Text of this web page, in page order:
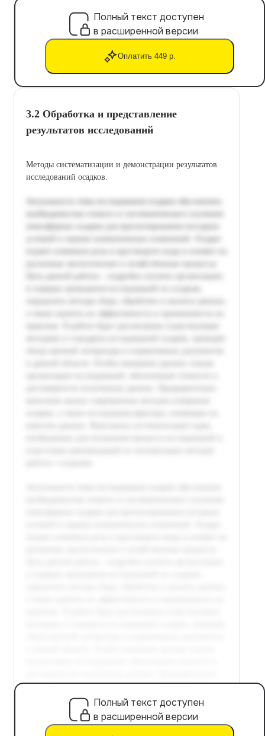
Полный текст доступен
в расширенной версии
Оплатить 449 р.
3.2 Обработка и представление
результатов исследований
Методы систематизации и демонстрации результатов
исследований осадков.
Полный текст доступен
в расширенной версии